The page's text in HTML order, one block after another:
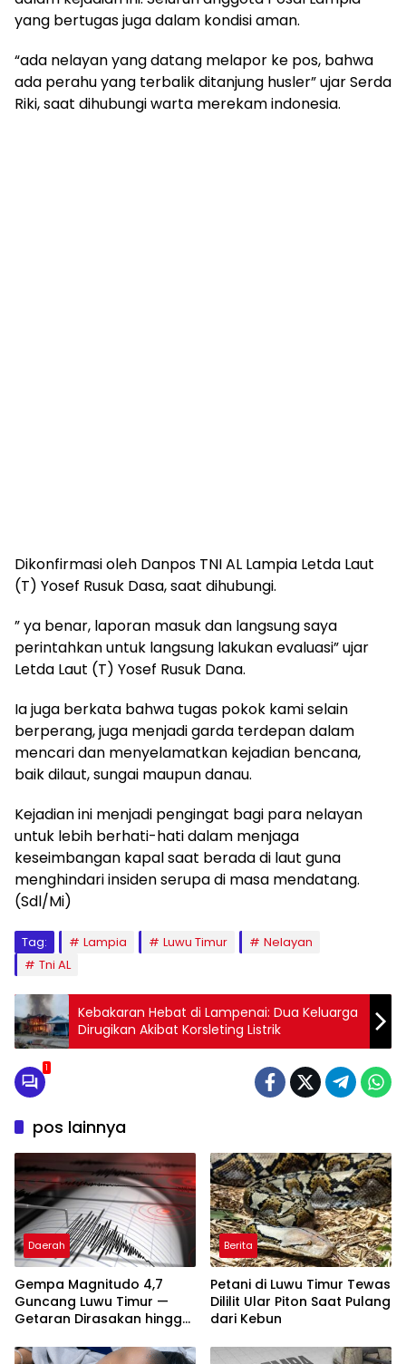
yang bertugas juga dalam kondisi aman.
“ada nelayan yang datang melapor ke pos, bahwa
ada perahu yang terbalik ditanjung husler” ujar Serda
Riki, saat dihubungi warta merekam indonesia.
Dikonfirmasi oleh Danpos TNI AL Lampia Letda Laut
(T) Yosef Rusuk Dasa, saat dihubungi.
” ya benar, laporan masuk dan langsung saya
perintahkan untuk langsung lakukan evaluasi” ujar
Letda Laut (T) Yosef Rusuk Dana.
Ia juga berkata bahwa tugas pokok kami selain
berperang, juga menjadi garda terdepan dalam
mencari dan menyelamatkan kejadian bencana,
baik dilaut, sungai maupun danau.
Kejadian ini menjadi pengingat bagi para nelayan
untuk lebih berhati-hati dalam menjaga
keseimbangan kapal saat berada di laut guna
menghindari insiden serupa di masa mendatang.
(Sdl/Mi)
Tag: Lampia Luwu Timur
Nelayan
Tni AL
Kebakaran Hebat di Lampenai: Dua Keluarga
Dirugikan Akibat Korsleting Listrik
1
pos lainnya
Daerah
Gempa Magnitudo 4,7
Guncang Luwu Timur —
Getaran Dirasakan hingga
Berita
Petani di Luwu Timur Tewas
Dililit Ular Piton Saat Pulang
dari Kebun